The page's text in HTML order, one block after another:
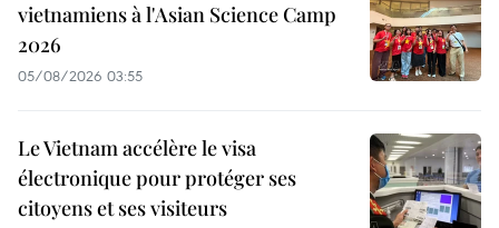
vietnamiens à l'Asian Science Camp
2026
05/08/2026 03:55
Le Vietnam accélère le visa
électronique pour protéger ses
citoyens et ses visiteurs